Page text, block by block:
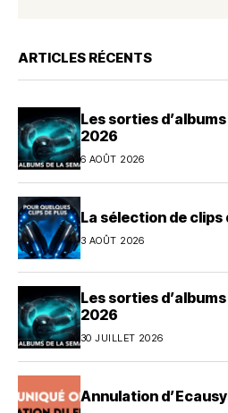
ARTICLES RÉCENTS
Les sorties
2026
6 AOÛT 2026
La sélection de
3 AOÛT 2026
Les sorties
2026
30 JUILLET 2026
Annulation